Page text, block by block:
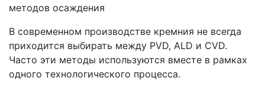
методов осаждения
В современном производстве кремния не всегда
приходится выбирать между PVD, ALD и CVD.
Часто эти методы используются вместе в рамках
одного технологического процесса.